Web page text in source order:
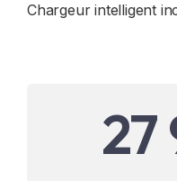
Chargeur intelligent
27